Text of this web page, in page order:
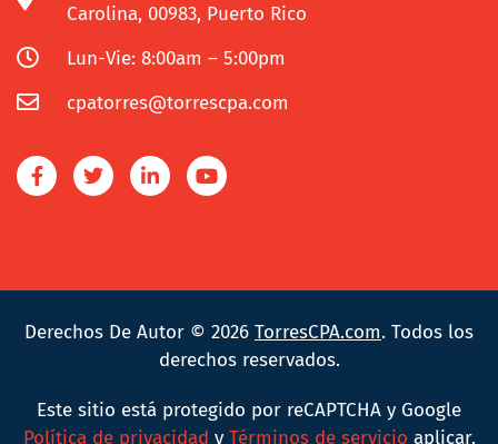
Carolina, 00983, Puerto Rico
Lun-Vie: 8:00am – 5:00pm
cpatorres@torrescpa.com
Derechos De Autor © 2026 TorresCPA.com. Todos los
derechos reservados.
Este sitio está protegido por reCAPTCHA y Google
Política de privacidad y Términos de servicio aplicar.